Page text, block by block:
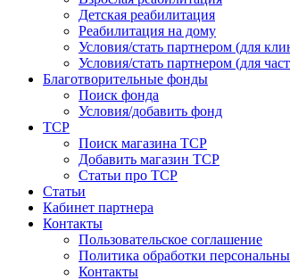
Детская реабилитация
Реабилитация на дому
Условия/стать партнером (для
Условия/стать партнером (для
Благотворительные фонды
Поиск фонда
Условия/добавить фонд
ТСР
Поиск магазина ТСР
Добавить магазин ТСР
Статьи про ТСР
Статьи
Кабинет партнера
Контакты
Пользовательское соглашение
Политика обработки
Контакты